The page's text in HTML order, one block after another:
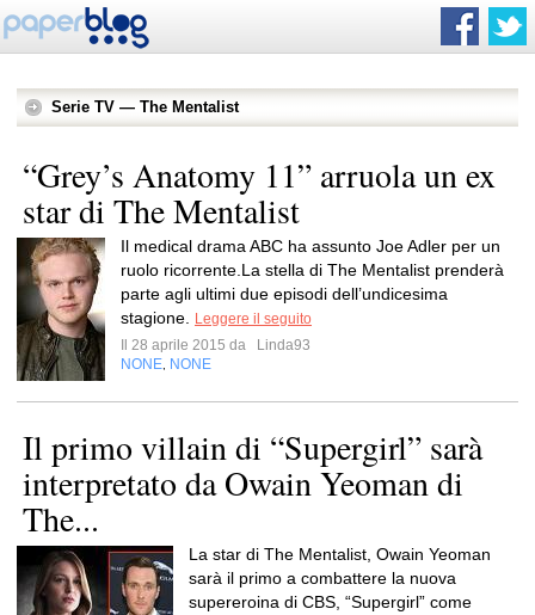
Serie TV — The Mentalist
“Grey’s Anatomy 11” arruola un ex
star di The Mentalist
Il medical drama ABC ha assunto Joe Adler per un
ruolo ricorrente.La stella di The Mentalist prenderà
parte agli ultimi due episodi dell’undicesima
stagione.
Leggere il seguito
Il 28 aprile 2015 da
Linda93
NONE NONE
Il primo villain di “Supergirl” sarà
interpretato da Owain Yeoman di
The...
La star di The Mentalist, Owain Yeoman
sarà il primo a combattere la nuova
supereroina di CBS, “Supergirl” come